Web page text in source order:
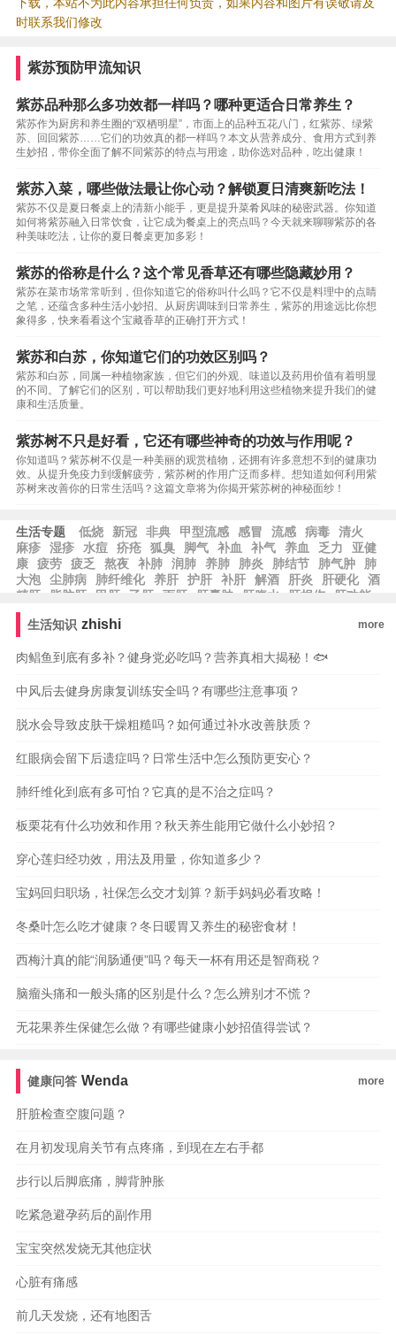
时联系我们修改
紫苏预防甲流知识
紫苏品种那么多功效都一样吗？哪种更适合日常养生？
紫苏作为厨房和养生圈的“双栖明星”，市面上的品种五花八门，红紫苏、绿紫
苏、回回紫苏……它们的功效真的都一样吗？本文从营养成分、食用方式到养
生妙招，带你全面了解不同紫苏的特点与用途，助你选对品种，吃出健康！
紫苏入菜，哪些做法最让你心动？解锁夏日清爽新吃法！
紫苏不仅是夏日餐桌上的清新小能手，更是提升菜肴风味的秘密武器。你知道
如何将紫苏融入日常饮食，让它成为餐桌上的亮点吗？今天就来聊聊紫苏的各
种美味吃法，让你的夏日餐桌更加多彩！
紫苏的俗称是什么？这个常见香草还有哪些隐藏妙用？
紫苏在菜市场常常听到，但你知道它的俗称叫什么吗？它不仅是料理中的点睛
之笔，还蕴含多种生活小妙招。从厨房调味到日常养生，紫苏的用途远比你想
象得多，快来看看这个宝藏香草的正确打开方式！
紫苏和白苏，你知道它们的功效区别吗？
紫苏和白苏，同属一种植物家族，但它们的外观、味道以及药用价值有着明显
的不同。了解它们的区别，可以帮助我们更好地利用这些植物来提升我们的健
康和生活质量。
紫苏树不只是好看，它还有哪些神奇的功效与作用呢？
你知道吗？紫苏树不仅是一种美丽的观赏植物，还拥有许多意想不到的健康功
效。从提升免疫力到缓解疲劳，紫苏树的作用广泛而多样。想知道如何利用紫
苏树来改善你的日常生活吗？这篇文章将为你揭开紫苏树的神秘面纱！
生活专题 低烧 新冠 非典 甲型流感 感冒 流感 病毒
清火
麻疹
湿疹 水痘 疥疮 狐臭 脚气 补血 补气 养血 乏力
亚健
康
疲劳 疲乏 熬夜 补肺 润肺 养肺 肺炎 肺结节 肺气肿
肺
大泡
尘肺病 肺纤维化 养肝 护肝 补肝 解酒 肝炎 肝硬化
酒
精肝
脂肪肝 甲肝 乙肝 丙肝 肝囊肿 肝腹水 肝损伤 肝功能
生活知识 zhishi more
肉鲳鱼到底有多补？健身党必吃吗？营养真相大揭秘！🐟
中风后去健身房康复训练安全吗？有哪些注意事项？
脱水会导致皮肤干燥粗糙吗？如何通过补水改善肤质？
红眼病会留下后遗症吗？日常生活中怎么预防更安心？
肺纤维化到底有多可怕？它真的是不治之症吗？
板栗花有什么功效和作用？秋天养生能用它做什么小妙招？
穿心莲归经功效，用法及用量，你知道多少？
宝妈回归职场，社保怎么交才划算？新手妈妈必看攻略！
冬桑叶怎么吃才健康？冬日暖胃又养生的秘密食材！
西梅汁真的能“润肠通便”吗？每天一杯有用还是智商税？
脑瘤头痛和一般头痛的区别是什么？怎么辨别才不慌？
无花果养生保健怎么做？有哪些健康小妙招值得尝试？
健康问答 Wenda more
肝脏检查空腹问题？
在月初发现肩关节有点疼痛，到现在左右手都
步行以后脚底痛，脚背肿胀
吃紧急避孕药后的副作用
宝宝突然发烧无其他症状
心脏有痛感
前几天发烧，还有地图舌